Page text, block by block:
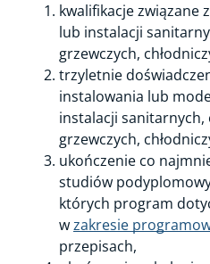
kwalifikacje związane
lub instalacji
grzewczych,
trzyletnie
instalowania lub
instalacji sanitarnych,
grzewczych,
ukończenie co
studiów
których program
wzakresie
przepisach,